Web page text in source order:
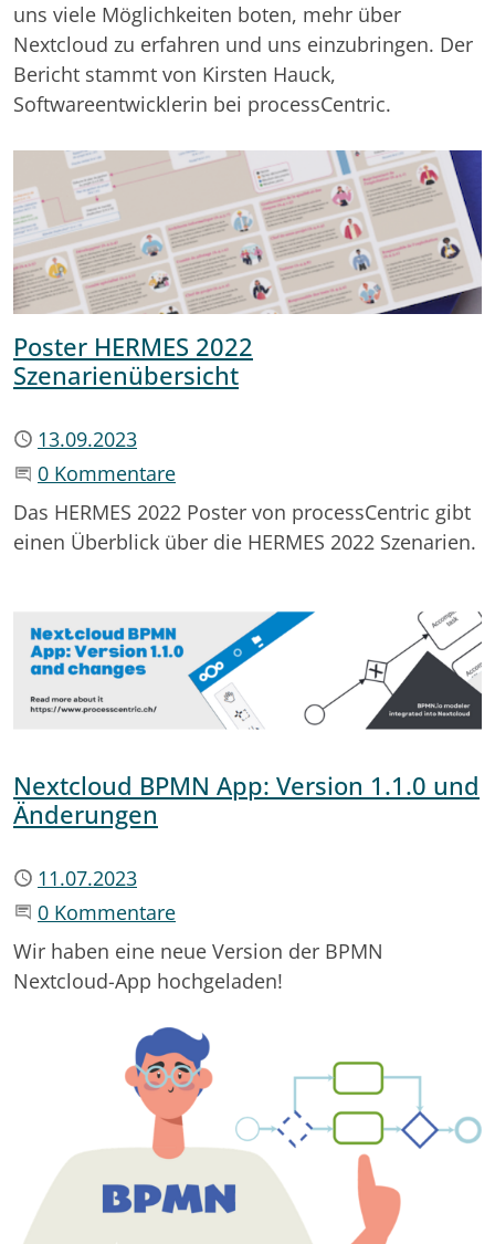
uns viele Möglichkeiten boten, mehr über
Nextcloud zu erfahren und uns einzubringen. Der
Bericht stammt von Kirsten Hauck,
Softwareentwicklerin bei processCentric.
Poster HERMES 2022
Szenarienübersicht
Publiziert
13.09.2023
Beginne eine Unterhaltung
0 Kommentare
Das HERMES 2022 Poster von processCentric gibt
einen Überblick über die HERMES 2022 Szenarien.
Nextcloud BPMN App: Version 1.1.0 und
Änderungen
Publiziert
11.07.2023
Beginne eine Unterhaltung
0 Kommentare
Wir haben eine neue Version der BPMN
Nextcloud-App hochgeladen!